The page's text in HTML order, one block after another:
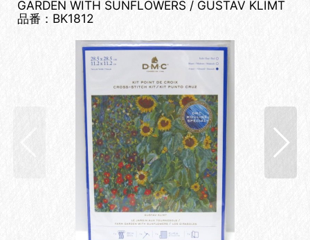
GARDEN WITH SUNFLOWERS / GUSTAV KLIMT
品番：BK1812